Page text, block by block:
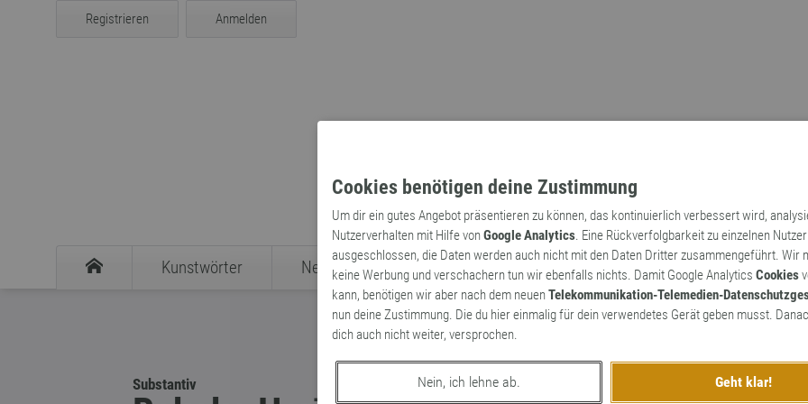
Cookies benötigen deine Zustimmung
Um dir ein gutes Angebot präsentieren zu können, das kontinuierlich verbessert wird,
Nutzerverhalten mit Hilfe vonGoogle Analytics. Eine Rückverfolgbarkeit zu einzelnen
ausgeschlossen, die Daten werden auch nicht mit den Daten Dritter zusammengeführt. Wir
keine Werbung und verschachern tun wir ebenfalls nichts. Damit Google Analytics Cookies
kann, benötigen wir aber nach dem neuenTelekommunikation-Telemedien-
nun deine Zustimmung. Die du hier einmalig für dein verwendetes Gerät geben musst.
dich auch nicht weiter, versprochen.
Nein, ich lehne ab. Geht klar!
Registrieren Anmelden
Kunstwörter Neologismen Archaismen Markennamen
Substantiv